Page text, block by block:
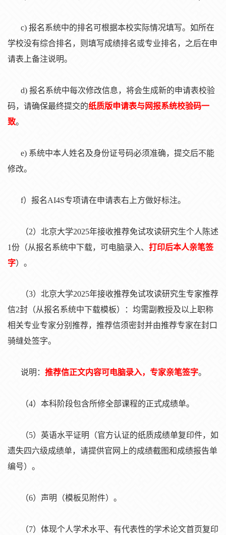
c) 报名系统中的排名可根据本校实际情况填写。如所在
学校没有综合排名，则填写成绩排名或专业排名，之后在申
请表上备注说明。
d) 报名系统中每次修改信息，将会生成新的申请表校验
码，请确保最终提交的纸质版申请表与网报系统校验码一
致。
e) 系统中本人姓名及身份证号码必须准确，提交后不能
修改。
f）报名AI4S专项请在申请表右上方做好标注。
（2）北京大学2025年接收推荐免试攻读研究生个人陈述
1份（从报名系统中下载，可电脑录入、 打印后本人亲笔签
字）。
（3）北京大学2025年接收推荐免试攻读研究生专家推荐
信2封（从报名系统中下载模板）：均需副教授及以上职称
相关专业专家分别推荐，推荐信须密封并由推荐专家在封口
骑缝处签字。
说明： 推荐信正文内容可电脑录入，专家亲笔签字。
（4）本科阶段包含所修全部课程的正式成绩单。
（5）英语水平证明（官方认证的纸质成绩单复印件，如
遗失四六级成绩单，请提供官网上的成绩截图和成绩报告单
编号）。
（6）声明（模板见附件）。
（7）体现个人学术水平、有代表性的学术论文首页复印